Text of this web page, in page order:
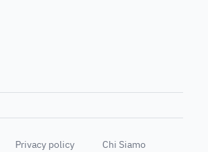
Privacy policy
Chi Siamo